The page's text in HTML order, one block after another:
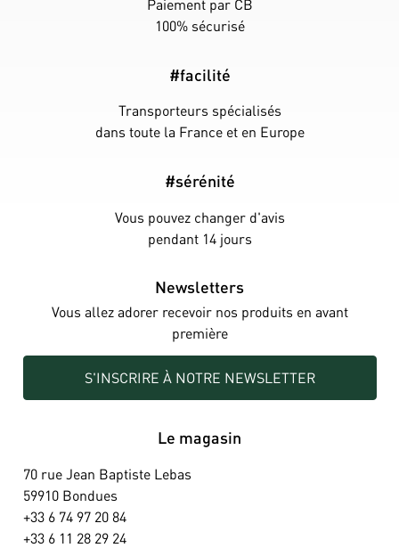
Paiement par CB
100% sécurisé
#facilité
Transporteurs spécialisés
dans toute la France et en Europe
#sérénité
Vous pouvez changer d'avis
pendant 14 jours
Newsletters
Vous allez adorer recevoir nos produits en avant
première
S'INSCRIRE À NOTRE NEWSLETTER
Le magasin
70 rue Jean Baptiste Lebas
59910 Bondues
+33 6 74 97 20 84
+33 6 11 28 29 24